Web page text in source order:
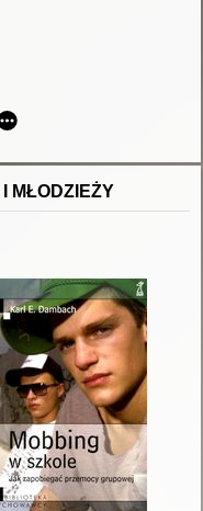
i procesy
MŁODZIEŻY